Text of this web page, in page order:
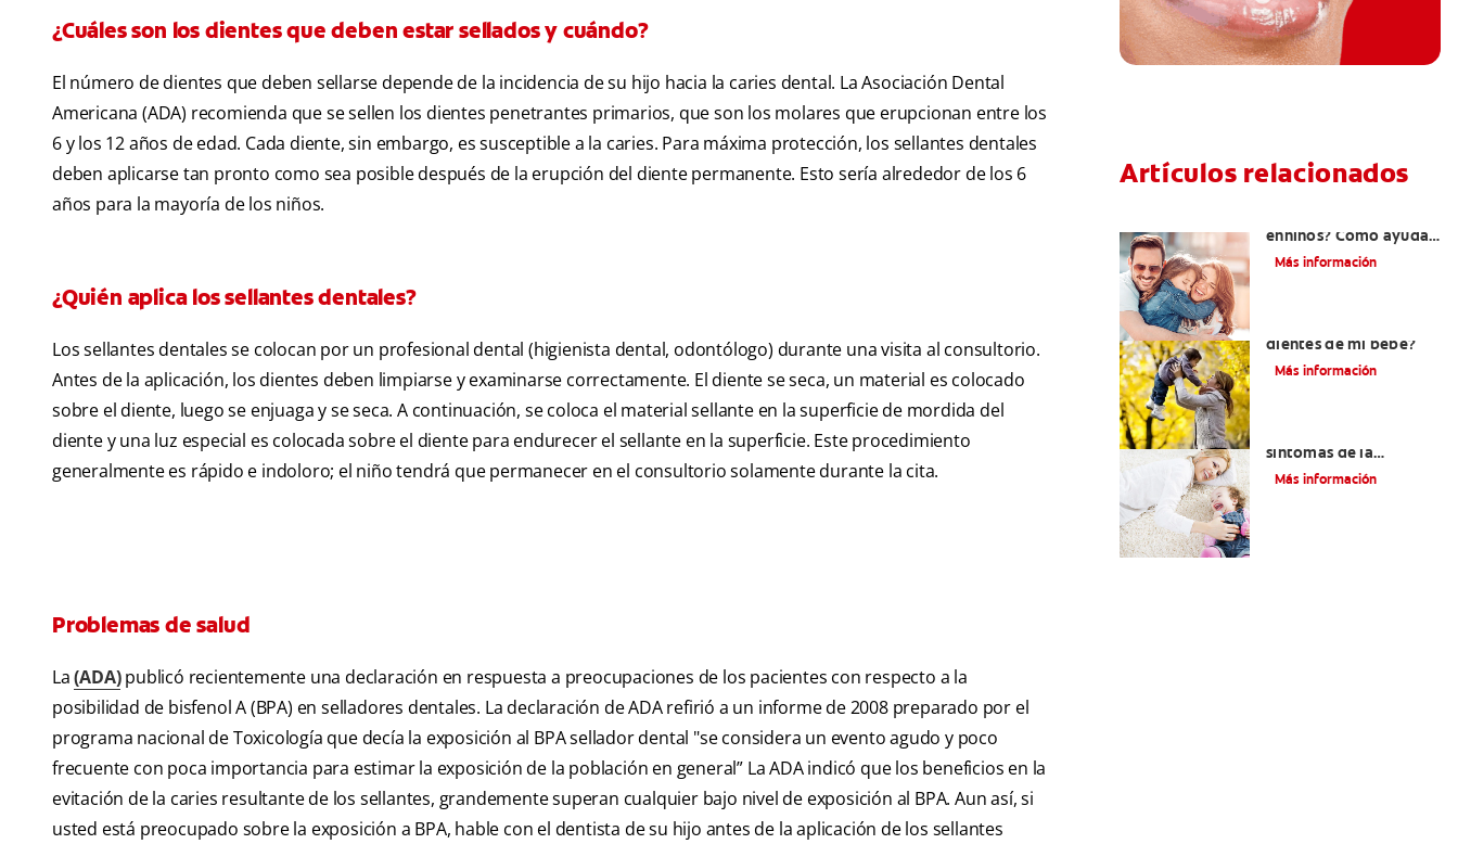
¿Cuáles son los dientes que deben estar sellados y cuándo?
El número de dientes que deben sellarse depende de la incidencia de su hijo hacia la caries dental. La Asociación Dental
Americana (ADA) recomienda que se sellen los dientes penetrantes primarios, que son los molares que erupcionan entre los
6 y los 12 años de edad. Cada diente, sin embargo, es susceptible a la caries. Para máxima protección, los sellantes dentales
deben aplicarse tan pronto como sea posible después de la erupción del diente permanente. Esto sería alrededor de los 6
años para la mayoría de los niños.
¿Quién aplica los sellantes dentales?
Los sellantes dentales se colocan por un profesional dental (higienista dental, odontólogo) durante una visita al consultorio.
Antes de la aplicación, los dientes deben limpiarse y examinarse correctamente. El diente se seca, un material es colocado
sobre el diente, luego se enjuaga y se seca. A continuación, se coloca el material sellante en la superficie de mordida del
diente y una luz especial es colocada sobre el diente para endurecer el sellante en la superficie. Este procedimiento
generalmente es rápido e indoloro; el niño tendrá que permanecer en el consultorio solamente durante la cita.
Problemas de salud
La(ADA)publicó recientemente una declaración en respuesta a preocupaciones de los pacientes con respecto a la
posibilidad de bisfenol A (BPA) en selladores dentales. La declaración de ADA refirió a un informe de 2008 preparado por el
programa nacional de Toxicología que decía la exposición al BPA sellador dental "se considera un evento agudo y poco
frecuente con poca importancia para estimar la exposición de la población en general” La ADA indicó que los beneficios en la
evitación de la caries resultante de los sellantes, grandemente superan cualquier bajo nivel de exposición al BPA. Aun así, si
usted está preocupado sobre la exposición a BPA, hable con el dentista de su hijo antes de la aplicación de los sellantes
Artículos relacionados
enniños? Cómo ayudar
a tus pequeños en el
Más información
dientes de mi bebé?
Más información
síntomas de la
dentición
Más información